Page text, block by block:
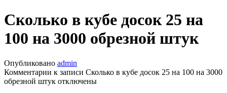
Сколько в кубе досок 25 на
100 на 3000 обрезной штук
Опубликовано admin
Комментарии к записи Сколько в кубе досок 25 на 100 на 3000
обрезной штук отключены